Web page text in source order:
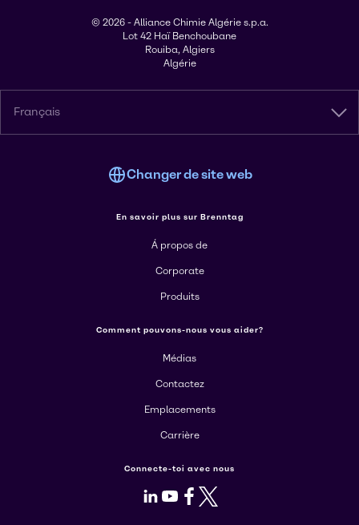
© 2026 - Alliance Chimie Algérie s.p.a.
Lot 42 Haï Benchoubane
Rouiba, Algiers
Algérie
Français
Changer de site web
En savoir plus sur Brenntag
Á propos de
Corporate
Produits
Comment pouvons-nous vous aider?
Médias
Contactez
Emplacements
Carrière
Connecte-toi avec nous
LinkedIn
Youtube
Facebook
X